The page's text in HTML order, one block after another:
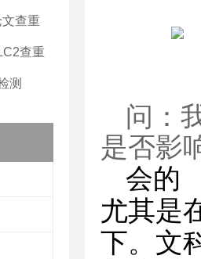
查重
查重
测
问：
是否影
会的
尤其是
下。文